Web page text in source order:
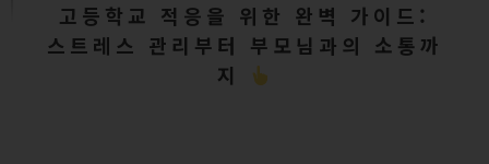
고등학교 적응을 위한 완벽 가이드:
스트레스 관리부터 부모님과의 소통까
지